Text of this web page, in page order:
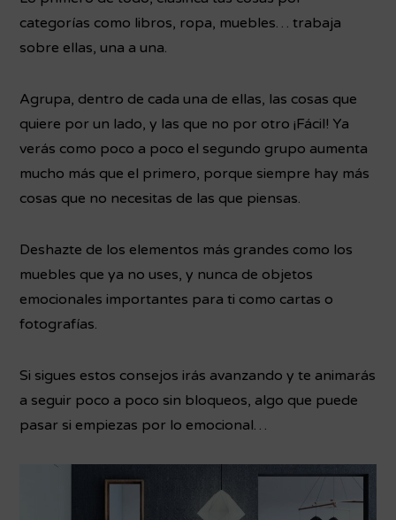
categorías como libros, ropa, muebles… trabaja
sobre ellas, una a una.
Agrupa, dentro de cada una de ellas, las cosas que
quiere por un lado, y las que no por otro ¡Fácil! Ya
verás como poco a poco el segundo grupo aumenta
mucho más que el primero, porque siempre hay más
cosas que no necesitas de las que piensas.
Deshazte de los elementos más grandes como los
muebles que ya no uses, y nunca de objetos
emocionales importantes para ti como cartas o
fotografías.
Si sigues estos consejos irás avanzando y te animarás
a seguir poco a poco sin bloqueos, algo que puede
pasar si empiezas por lo emocional…